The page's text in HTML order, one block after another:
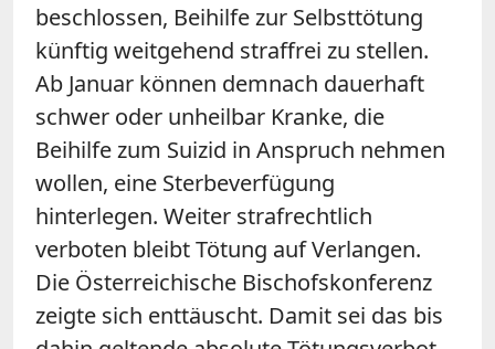
beschlossen, Beihilfe zur Selbsttötung
künftig weitgehend straffrei zu stellen.
Ab Januar können demnach dauerhaft
schwer oder unheilbar Kranke, die
Beihilfe zum Suizid in Anspruch nehmen
wollen, eine Sterbeverfügung
hinterlegen. Weiter strafrechtlich
verboten bleibt Tötung auf Verlangen.
Die Österreichische Bischofskonferenz
zeigte sich enttäuscht. Damit sei das bis